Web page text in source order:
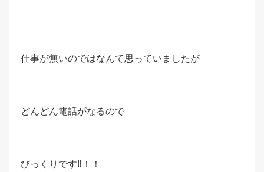
仕事が無いのではなんて思っていましたが
どんどん電話がなるので
びっくりです‼！！